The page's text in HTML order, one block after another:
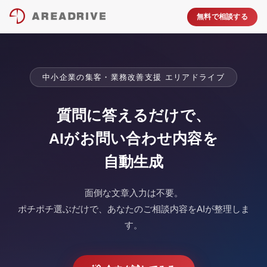
無料で相談する
中小企業の集客・業務改善支援 エリアドライブ
質問に答えるだけで、
AIがお問い合わせ内容を
自動生成
面倒な文章入力は不要。
ポチポチ選ぶだけで、あなたのご相談内容をAIが整理しま
す。